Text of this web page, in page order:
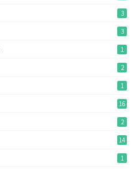
3
3
1
2
1
16
2
14
1